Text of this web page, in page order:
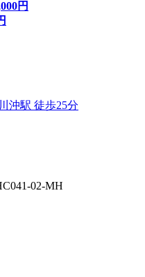
円
沖駅 徒歩25分
02-MH